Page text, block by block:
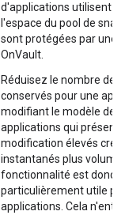
d'applications utilisent
l'espace du pool de
sont protégées par une
OnVault.
Réduisez le nombre de
conservés pour une
modifiant le modèle de
applications qui
modification élevés
instantanés plus
fonctionnalité est donc
particulièrement utile
applications. Cela